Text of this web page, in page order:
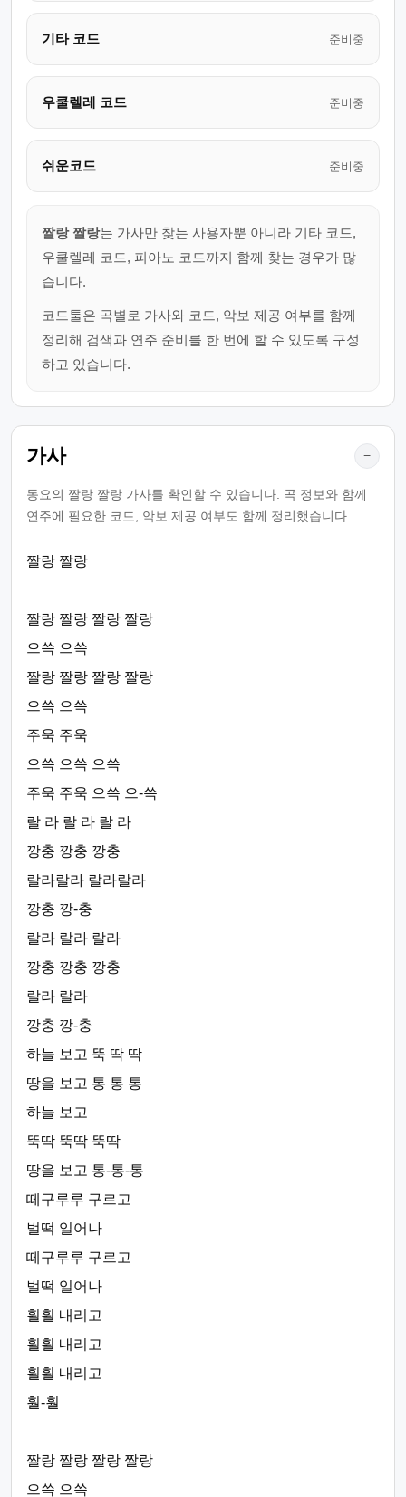
기타 코드 준비중
우쿨렐레 코드 준비중
쉬운코드 준비중
짤랑 짤랑는 가사만 찾는 사용자뿐 아니라 기타 코드,
우쿨렐레 코드, 피아노 코드까지 함께 찾는 경우가 많
습니다.
코드툴은 곡별로 가사와 코드, 악보 제공 여부를 함께
정리해 검색과 연주 준비를 한 번에 할 수 있도록 구성
하고 있습니다.
가사 −
동요의 짤랑 짤랑 가사를 확인할 수 있습니다. 곡 정보와 함께
연주에 필요한 코드, 악보 제공 여부도 함께 정리했습니다.
짤랑 짤랑
짤랑 짤랑 짤랑 짤랑
으쓱 으쓱
짤랑 짤랑 짤랑 짤랑
으쓱 으쓱
주욱 주욱
으쓱 으쓱 으쓱
주욱 주욱 으쓱 으-쓱
랄 라 랄 라 랄 라
깡충 깡충 깡충
랄라랄라 랄라랄라
깡충 깡-충
랄라 랄라 랄라
깡충 깡충 깡충
랄라 랄라
깡충 깡-충
하늘 보고 뚝 딱 딱
땅을 보고 통 통 통
하늘 보고
뚝딱 뚝딱 뚝딱
땅을 보고 통-통-통
떼구루루 구르고
벌떡 일어나
떼구루루 구르고
벌떡 일어나
훨훨 내리고
훨훨 내리고
훨훨 내리고
훨-훨
짤랑 짤랑 짤랑 짤랑
으쓱 으쓱